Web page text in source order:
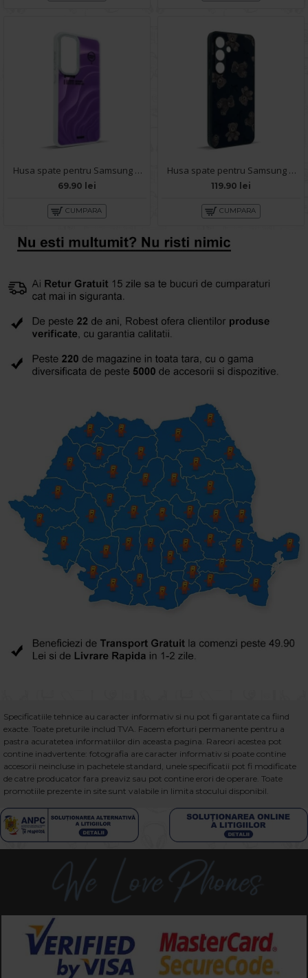
Husa spate pentru Samsung Galaxy S24 Plus- Dun case Visiniu
69.90 lei
CUMPARA
Husa spate pentru Samsung Galaxy S24 Ultra - Happy case
119.90 lei
CUMPARA
Specificatiile tehnice au caracter informativ si nu pot fi garantate ca fiind
exacte. Toate preturile includ TVA. Facem eforturi permanente pentru a
pastra acuratetea informatiilor din aceasta pagina. Rareori acestea pot
contine inadvertente: fotografia are caracter informativ si poate contine
accesorii neincluse in pachetele standard, unele specificatii pot fi modificate
de catre producator fara preaviz sau pot contine erori de operare. Toate
promotiile prezente in site sunt valabile in limita stocului disponibil.